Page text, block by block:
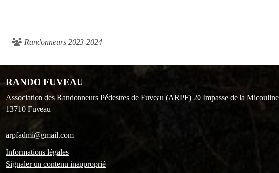
Randonneurs 2023-2024
RANDO FUVEAU
Association des Randonneurs Pédestres de Fuveau (ARPF) 20 Impasse de la Micouline
13710 Fuveau
arpfadmi@gmail.com
Informations légales
Signaler un contenu inapproprié